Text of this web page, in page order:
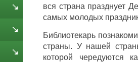
вся страна празднует
самых молодых
Библиотекарь
страны. У нашей
которой чередуются